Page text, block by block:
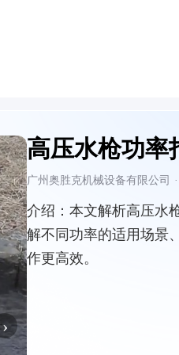
›
高压水枪功率
广州奥胜克机械设备有限公司 ·
介绍： 本文解析高压水
解不同功率的适用场景
作更高效。